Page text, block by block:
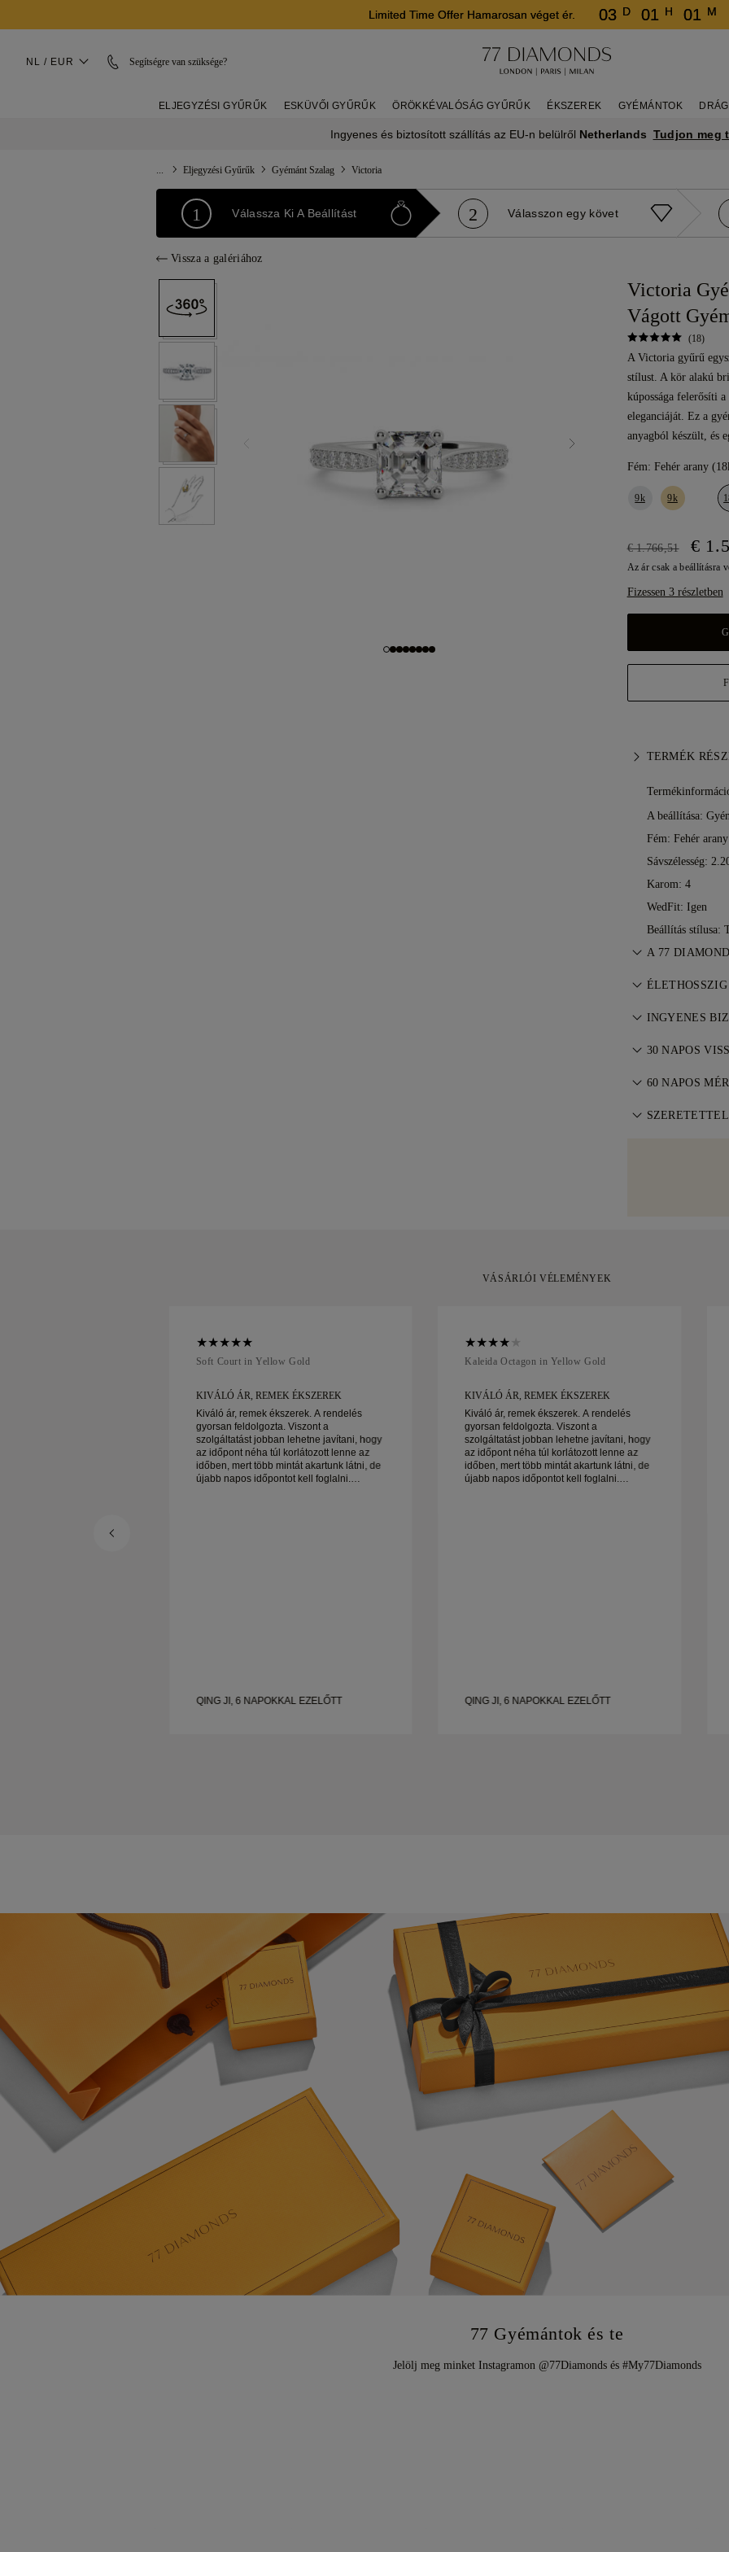
Limited Time Offer Hamarosan véget ér. 03 D 01 H 01 M
NL / EUR Segítségre van szüksége?
ELJEGYZÉSI GYŰRŰK ESKÜVŐI GYŰRŰK ÖRÖKKÉVALÓSÁG GYŰRŰK ÉKSZEREK GYÉMÁNTOK
Ingyenes és biztosított szállítás az EU-n belülről Netherlands Tudjon meg
Eljegyzési Gyűrűk Gyémánt Szalag Victoria
1 Válassza Ki A Beállítást 2 Válasszon egy követ
Vissza a galériához
Victoria
Vágott
(18)
A Victoria gyűrű
stílust. A kör alakú
kúpossága felerősíti
eleganciáját. Ez a
anyagból készült, és
Fém: Fehér arany
9k 9k
€ 1.766,51 €
Az ár csak a beállításra
Fizessen 3 részletben
TERMÉK
A beállítása:
Fém: Fehér
Sávszélesség:
Karom: 4
WedFit: Igen
Beállítás stílusa:
A 77
Az
A 77 Diamonds
díjmentesek.
INGYENES
Minden
szolgáltatásán
háza elé.
Bizonyos nagy
30 NAPOS
Ha nem
Feltételekben.
60 NAPOS
A tökéletes
készült
VÁSÁRLÓI VÉLEMÉNYEK
Soft Court in Yellow Gold
KIVÁLÓ ÁR, REMEK ÉKSZEREK
Kiváló ár, remek ékszerek. A rendelés
gyorsan feldolgozta. Viszont a
szolgáltatást jobban lehetne javítani, hogy
az időpont néha túl korlátozott lenne az
időben, mert több mintát akartunk látni, de
újabb napos időpontot kell foglalni.
QING JI, 6 NAPOKKAL EZELŐTT
Kaleida Octagon in Yellow Gold
KIVÁLÓ ÁR, REMEK ÉKSZEREK
Kiváló ár, remek ékszerek. A rendelés
gyorsan feldolgozta. Viszont a
szolgáltatást jobban lehetne javítani, hogy
az időpont néha túl korlátozott lenne az
időben, mert több mintát akartunk látni, de
újabb napos időpontot kell foglalni.
QING JI, 6 NAPOKKAL EZELŐTT
77 Gyémántok és te
Jelölj meg minket Instagramon @77Diamonds és #My77Diamonds